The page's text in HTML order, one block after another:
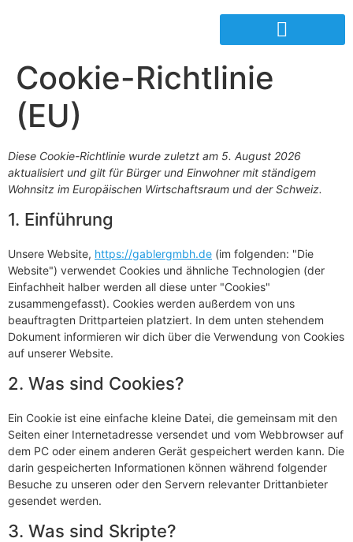
Cookie-Richtlinie
(EU)
Diese Cookie-Richtlinie wurde zuletzt am 5. August 2026
aktualisiert und gilt für Bürger und Einwohner mit ständigem
Wohnsitz im Europäischen Wirtschaftsraum und der Schweiz.
1. Einführung
Unsere Website, https://gablergmbh.de (im folgenden: "Die
Website") verwendet Cookies und ähnliche Technologien (der
Einfachheit halber werden all diese unter "Cookies"
zusammengefasst). Cookies werden außerdem von uns
beauftragten Drittparteien platziert. In dem unten stehendem
Dokument informieren wir dich über die Verwendung von Cookies
auf unserer Website.
2. Was sind Cookies?
Ein Cookie ist eine einfache kleine Datei, die gemeinsam mit den
Seiten einer Internetadresse versendet und vom Webbrowser auf
dem PC oder einem anderen Gerät gespeichert werden kann. Die
darin gespeicherten Informationen können während folgender
Besuche zu unseren oder den Servern relevanter Drittanbieter
gesendet werden.
3. Was sind Skripte?